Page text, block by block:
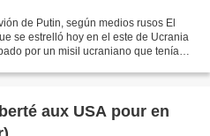
de Putin, según medios rusos El
se estrelló hoy en el este de Ucrania
por un misil ucraniano que tenía
aux USA pour en